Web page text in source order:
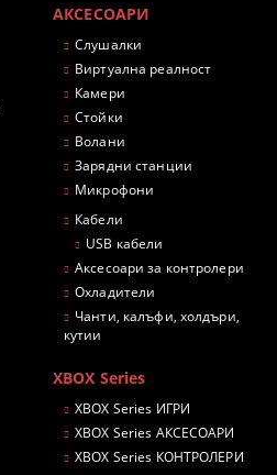
АКСЕСОАРИ
Слушалки
Виртуална реалност
Камери
Стойки
Волани
Зарядни станции
Микрофони
Кабели
USB кабели
Аксесоари за контролери
Охладители
Чанти, калъфи, холдъри,
кутии
XBOX Series
XBOX Series ИГРИ
XBOX Series АКСЕСОАРИ
XBOX Series КОНТРОЛЕРИ